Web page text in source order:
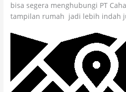
bisa segera menghubungi PT
tampilan rumah jadi lebih indah